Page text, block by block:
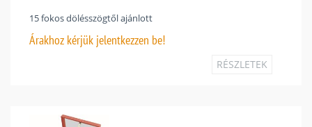
15 fokos dölésszögtől ajánlott
Árakhoz kérjük jelentkezzen be!
RÉSZLETEK